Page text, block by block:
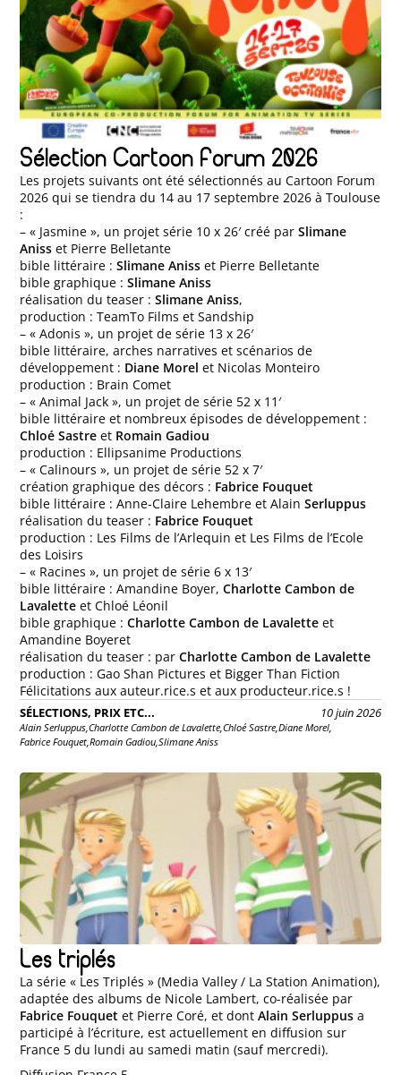
Sélection Cartoon Forum 2026
Les projets suivants ont été sélectionnés au Cartoon Forum
2026 qui se tiendra du 14 au 17 septembre 2026 à Toulouse
:
– « Jasmine », un projet série 10 x 26′ créé parSlimane
Aniss et Pierre Belletante
bible littéraire :Slimane Aniss et Pierre Belletante
bible graphique :Slimane Aniss
réalisation du teaser :Slimane Aniss,
production : TeamTo Films et Sandship
– « Adonis », un projet de série 13 x 26′
bible littéraire, arches narratives et scénarios de
développement : Diane Morel et Nicolas Monteiro
production : Brain Comet
– « Animal Jack », un projet de série 52 x 11′
bible littéraire et nombreux épisodes de développement :
Chloé Sastre et Romain Gadiou
production : Ellipsanime Productions
– « Calinours », un projet de série 52 x 7′
création graphique des décors : Fabrice Fouquet
bible littéraire : Anne-Claire Lehembre et AlainSerluppus
réalisation du teaser : Fabrice Fouquet
production : Les Films de l’Arlequin et Les Films de l’Ecole
des Loisirs
– « Racines », un projet de série 6 x 13′
bible littéraire : Amandine Boyer,Charlotte Cambon de
Lavalette et Chloé Léonil
bible graphique :Charlotte Cambon de Lavalette et
Amandine Boyeret
réalisation du teaser : parCharlotte Cambon de Lavalette
production : Gao Shan Pictures et Bigger Than Fiction
Félicitations aux auteur.rice.s et aux producteur.rice.s !
SÉLECTIONS, PRIX ETC... 10 juin 2026
Alain Serluppus,Charlotte Cambon de Lavalette,Chloé Sastre,Diane Morel,
Fabrice Fouquet,Romain Gadiou,Slimane Aniss
Les triplés
La série « Les Triplés » (Media Valley / La Station Animation),
adaptée des albums de Nicole Lambert, co-réalisée par
Fabrice Fouquet et Pierre Coré, et dontAlain Serluppus a
participé à l’écriture, est actuellement en diffusion sur
France 5 du lundi au samedi matin (sauf mercredi).